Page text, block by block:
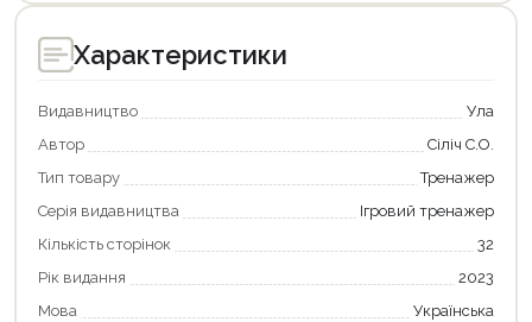
Характеристики
Видавництво
Ула
Автор
Сіліч С.О.
Тип товару
Тренажер
Серія видавництва
Ігровий тренажер
Кількість сторінок
32
Рік видання
2023
Мова
Українська